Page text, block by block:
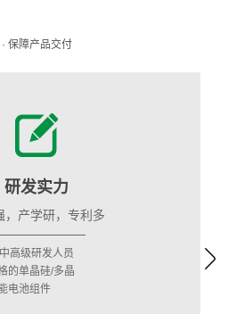
保障产品交付
研发实力
，产学研，专利多
高级研发人员
的单晶硅/多晶
电池组件